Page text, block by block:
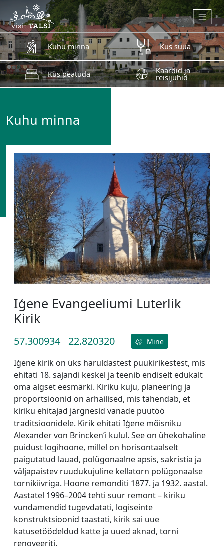
Skip to main content
Kuhu minna Kus süüa
Kus peatuda Kaardid ja
reisijuhid
Kuhu minna
Iģene Evangeeliumi Luterlik
Kirik
57.300934 22.820320 Mine
Iģene kirik on üks haruldastest puukirikestest, mis
ehitati 18. sajandi keskel ja teenib endiselt edukalt
oma algset eesmärki. Kiriku kuju, planeering ja
proportsioonid on arhailised, mis tähendab, et
kiriku ehitajad järgnesid vanade puutöö
traditsioonidele. Kirik ehitati Iģene mõisniku
Alexander von Brincken’i kulul. See on ühekohaline
puidust logihoone, millel on horisontaalselt
paigutatud lauad, polügonaalne apsis, sakristia ja
väljapaistev ruudukujuline kellatorn polügonaalse
tornikiivriga. Hoone remonditi 1877. ja 1932. aastal.
Aastatel 1996–2004 tehti suur remont – kiriku
vundamendid tugevdatati, logiseinte
konstruktsioonid taastati, kirik sai uue
katusetöödeldud katte ja uued aknad, torni
renoveeriti.